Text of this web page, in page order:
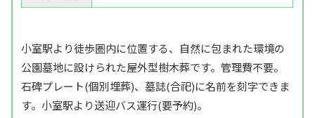
小室駅より徒歩圏内に位置する、自然に包まれた環境の
公園墓地に設けられた屋外型樹木葬です。管理費不要。
石碑プレート(個別埋葬)、墓誌(合祀)に名前を刻字できま
す。小室駅より送迎バス運行(要予約)。